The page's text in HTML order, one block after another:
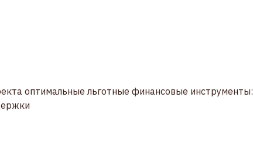
оптимальные льготные финансовые инструменты: